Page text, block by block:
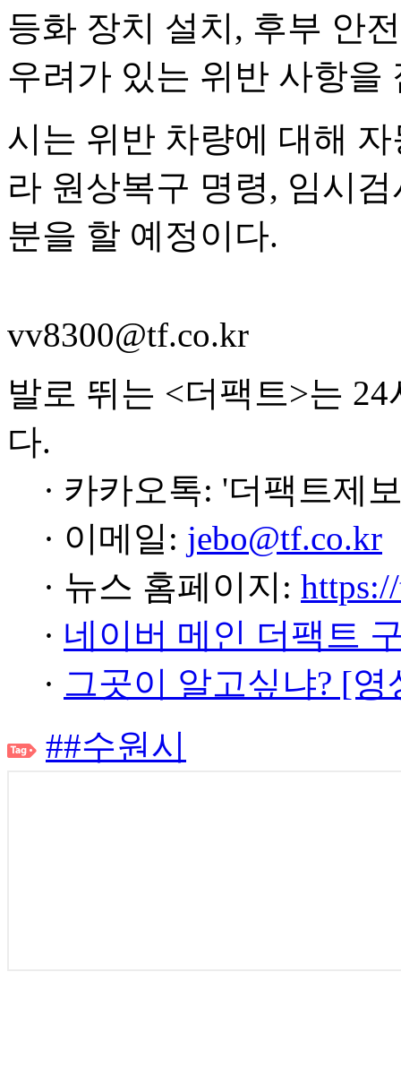
등화 장치 설치, 후부 안
우려가 있는 위반 사항을
시는 위반 차량에 대해
라 원상복구 명령, 임시
분을 할 예정이다.
vv8300@tf.co.kr
발로 뛰는 <더팩트>는
다.
· 카카오톡: '더팩트제
· 이메일: jebo@tf.co.kr
· 뉴스 홈페이지:
· 네이버 메인 더팩트
· 그곳이 알고싶냐? [
##수원시